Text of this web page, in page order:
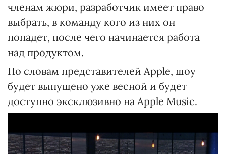
членам жюри, разработчик имеет право
выбрать, в команду кого из них он
попадет, после чего начинается работа
над продуктом.
По словам представителей Apple, шоу
будет выпущено уже весной и будет
доступно эксклюзивно на Apple Music.